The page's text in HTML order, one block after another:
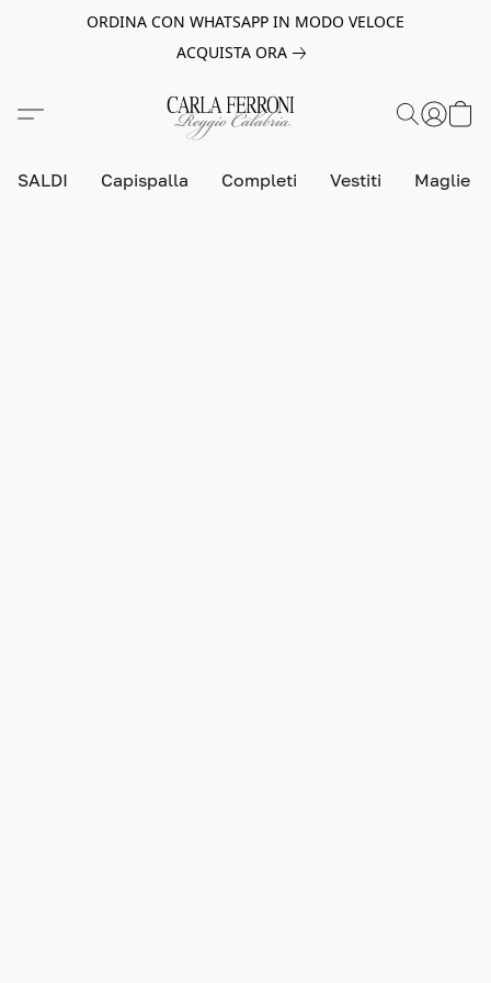
ORDINA CON WHATSAPP IN MODO VELOCE
ACQUISTA ORA
SALDI Capispalla Completi Vestiti Maglie e